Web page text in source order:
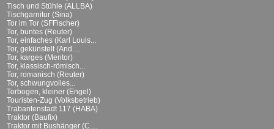
Tisch und Stühle (ALLBA)
Tischgarnitur (Sina)
Tor im Tor (SFFischer)
Tor, buntes (Reuter)
Tor, einfaches (Karl Louis...
Tor, gekünstelt (And....
Tor, karges (Mentor)
Tor, klassisch-römisch...
Tor, romanisch (Reuter)
Tor, schwungvolles...
Torbogen, kleiner (Engel)
Touristen-Zug (Volksbetrieb)
Trabantenstadt 117 (HABA)
Traktor (Baufix)
Traktor mit Bushänger (C....